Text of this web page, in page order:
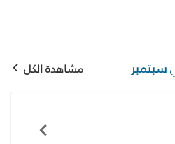
سبتمبر مشاهدة الكل